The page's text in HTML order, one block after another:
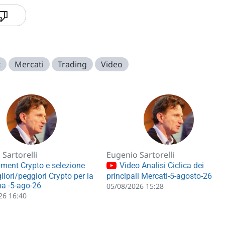
Mercati Trading Video
Sartorelli
Crypto e selezione
peggiori Crypto per la
-5-ago-26
16:40
Eugenio Sartorelli
Video Analisi Ciclica dei
principali Mercati-5-agosto-26
05/08/2026 15:28